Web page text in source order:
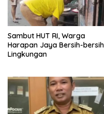
Sambut HUT RI, Warga
Harapan Jaya Bersih-bersih
Lingkungan